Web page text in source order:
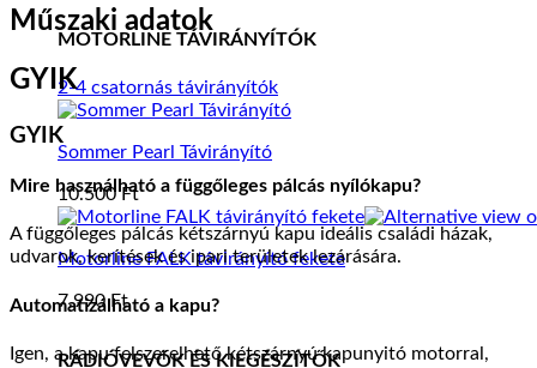
MOTORLINE TÁVIRÁNYÍTÓK
2-4 csatornás távirányítók
Sommer Pearl Távirányító
10.500Ft
Motorline FALK távirányító fekete
7.990Ft
RÁDIÓVEVŐK ÉS KIEGÉSZÍTŐK
Műszaki adatok
GYIK
GYIK
Mire használható a függőleges pálcás nyílókapu?
A függőleges pálcás kétszárnyú kapu ideális családi házak,
udvarok, kerítések és ipari területek lezárására.
Automatizálható a kapu?
Igen, a kapu felszerelhető kétszárnyú kapunyitó motorral,